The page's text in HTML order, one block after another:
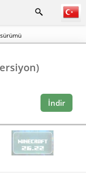
İndir